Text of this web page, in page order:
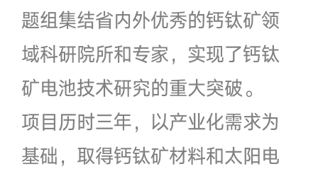
题组集结省内外优秀的钙钛矿领
域科研院所和专家，实现了钙钛
矿电池技术研究的重大突破。
项目历时三年，以产业化需求为
基础，取得钙钛矿材料和太阳电